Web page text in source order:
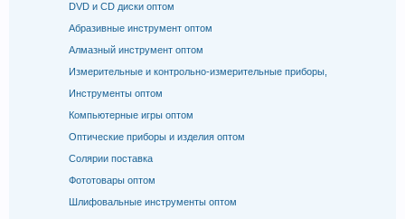
DVD и CD диски оптом
Абразивные инструмент оптом
Алмазный инструмент оптом
Измерительные и контрольно-измерительные приборы,
Инструменты оптом
Компьютерные игры оптом
Оптические приборы и изделия оптом
Солярии поставка
Фототовары оптом
Шлифовальные инструменты оптом